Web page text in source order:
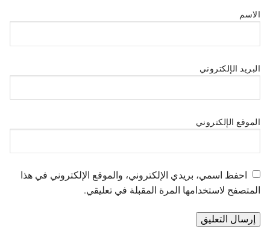
الاسم
البريد الإلكتروني
الموقع الإلكتروني
احفظ اسمي، بريدي الإلكتروني، والموقع الإلكتروني في هذا
المتصفح لاستخدامها المرة المقبلة في تعليقي.